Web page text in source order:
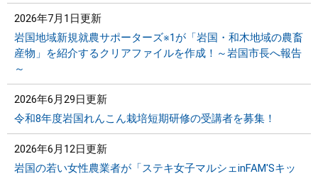
2026年7月1日更新
岩国地域新規就農サポーターズ※1が「岩国・和木地域の農畜
産物」を紹介するクリアファイルを作成！～岩国市長へ報告
～
2026年6月29日更新
令和8年度岩国れんこん栽培短期研修の受講者を募集！
2026年6月12日更新
岩国の若い女性農業者が「ステキ女子マルシェinFAM'Sキッ